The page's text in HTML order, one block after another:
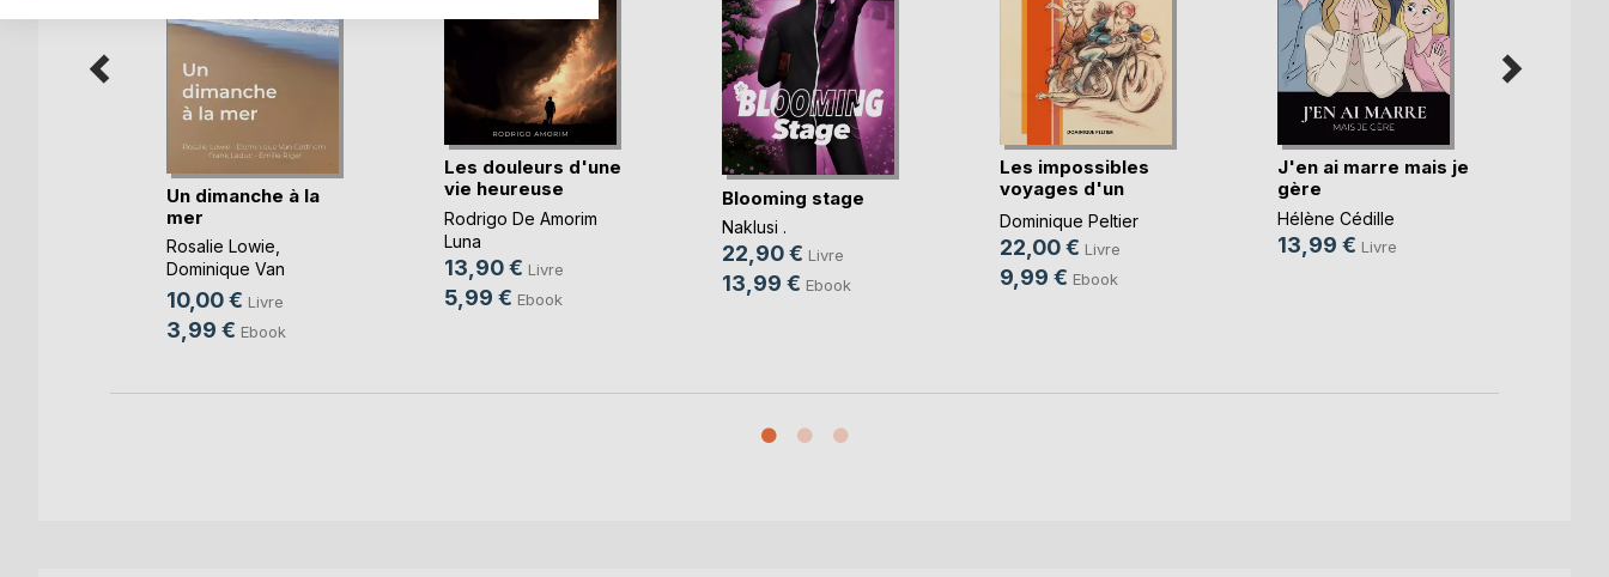
Un dimanche à la
mer
Rosalie Lowie
Dominique Van
Cotthem, ...
10,00 € Livre
3,99 € Ebook
Les douleurs d'une
vie heureuse
Rodrigo De Amorim
Luna
13,90 € Livre
5,99 € Ebook
Blooming stage
Naklusi .
22,90 € Livre
13,99 € Ebook
Les impossibles
voyages d'un
imbéc(...)
Dominique Peltier
22,00 € Livre
9,99 € Ebook
J'en ai marre mais je
gère
Hélène Cédille
13,99 € Livre